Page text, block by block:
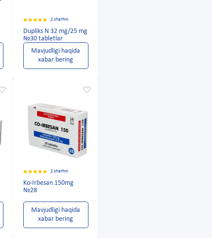
2 sharhni
Dupliks N 32 mg/25 mg
№30 tabletlar
Mavjudligi haqida
xabar bering
2 sharhni
Ko-Irbesan 150mg
№28
Mavjudligi haqida
xabar bering